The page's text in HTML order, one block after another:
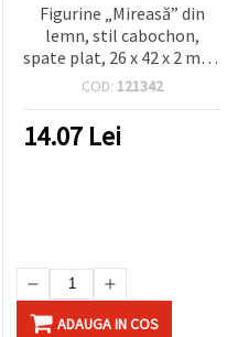
Figurine „Mireasă” din
lemn, stil cabochon,
spate plat, 26 x 42 x 2 mm,
set 10 buc., pentru
scrapbooking și decupaj
COD: 121342
14.07 Lei
ADAUGA IN COS